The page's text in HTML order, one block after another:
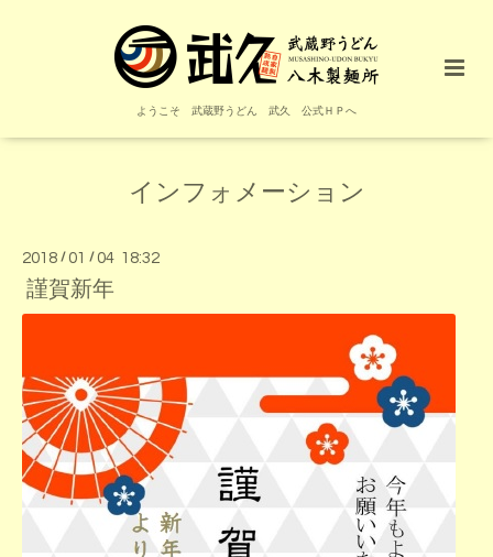
ようこそ 武蔵野うどん 武久 公式ＨＰへ
インフォメーション
2018 / 01 / 04 18:32
謹賀新年